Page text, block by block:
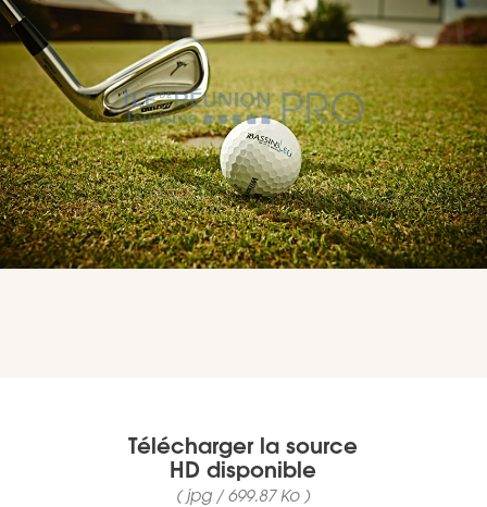
VOUS
Pro. du tourisme
Organisateur de voyage
Journaliste
Marchés / Achats
Télécharger la source
HD disponible
( jpg / 699.87 Ko )